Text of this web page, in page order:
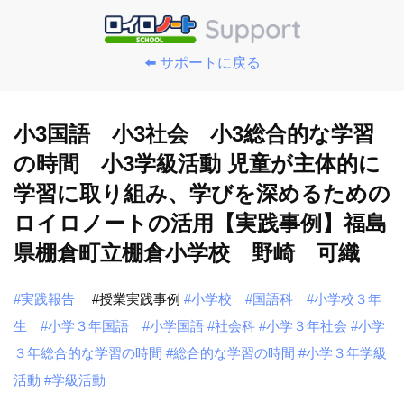
⬅️ サポートに戻る
小3国語 小3社会 小3総合的な学習
の時間 小3学級活動 児童が主体的に
学習に取り組み、学びを深めるための
ロイロノートの活用【実践事例】福島
県棚倉町立棚倉小学校 野崎 可織
#実践報告 #授業実践事例 #小学校 #国語科
#小学校３年
生
#小学３年国語 #小学国語 #社会科 #小学３年社会 #小学
３年総合的な学習の時間 #総合的な学習の時間 #小学３年学級
活動 #学級活動